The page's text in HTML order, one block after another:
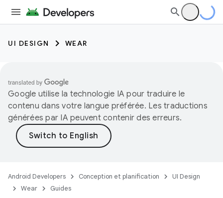
UI DESIGN WEAR
Google utilise la technologie IA pour traduire le
contenu dans votre langue préférée. Les traductions
générées par IA peuvent contenir des erreurs.
Android Developers Conception et planification
UI Design
Wear
Guides